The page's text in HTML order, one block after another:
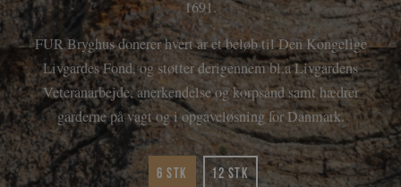
1691.
FUR Bryghus donerer hvert år et beløb til Den Kongelige
Livgardes Fond, og støtter derigennem bl.a Livgardens
Veteranarbejde, anerkendelse og korpsånd samt hædrer
garderne på vagt og i opgaveløsning for Danmark.
6 stk 12 stk